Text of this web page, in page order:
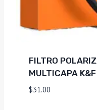
FILTRO
MULTICAPA
$31.00